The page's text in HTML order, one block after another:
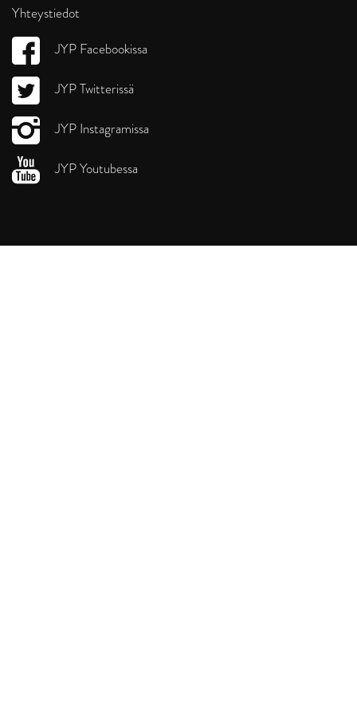
Yhteystiedot
JYP Facebookissa
JYP Twitterissä
JYP Instagramissa
JYP Youtubessa